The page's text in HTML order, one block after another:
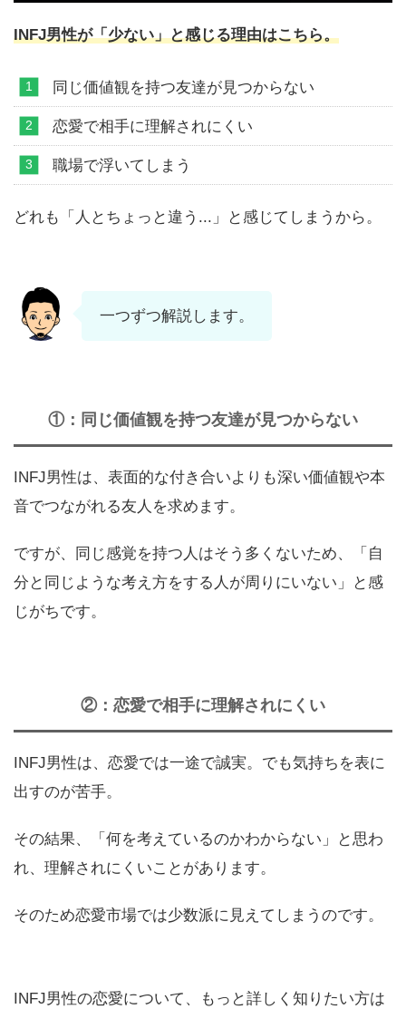
INFJ男性が「少ない」と感じる理由はこちら。
同じ価値観を持つ友達が見つからない
恋愛で相手に理解されにくい
職場で浮いてしまう
どれも「人とちょっと違う...」と感じてしまうから。
一つずつ解説します。
①：同じ価値観を持つ友達が見つからない
INFJ男性は、表面的な付き合いよりも深い価値観や本
音でつながれる友人を求めます。
ですが、同じ感覚を持つ人はそう多くないため、「自
分と同じような考え方をする人が周りにいない」と感
じがちです。
②：恋愛で相手に理解されにくい
INFJ男性は、恋愛では一途で誠実。でも気持ちを表に
出すのが苦手。
その結果、「何を考えているのかわからない」と思わ
れ、理解されにくいことがあります。
そのため恋愛市場では少数派に見えてしまうのです。
INFJ男性の恋愛について、もっと詳しく知りたい方は